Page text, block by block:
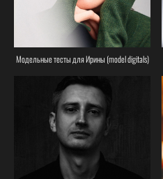
Модельные тесты для Ирины (model digitals)